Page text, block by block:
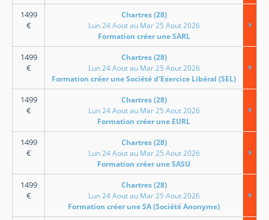
1499
€
Chartres (28)
Lun 24 Aout au Mar 25 Aout 2026
Formation créer une SARL
1499
€
Chartres (28)
Lun 24 Aout au Mar 25 Aout 2026
Formation créer une Société d'Exercice Libéral (SEL)
1499
€
Chartres (28)
Lun 24 Aout au Mar 25 Aout 2026
Formation créer une EURL
1499
€
Chartres (28)
Lun 24 Aout au Mar 25 Aout 2026
Formation créer une SASU
1499
€
Chartres (28)
Lun 24 Aout au Mar 25 Aout 2026
Formation créer une SA (Société Anonyme)